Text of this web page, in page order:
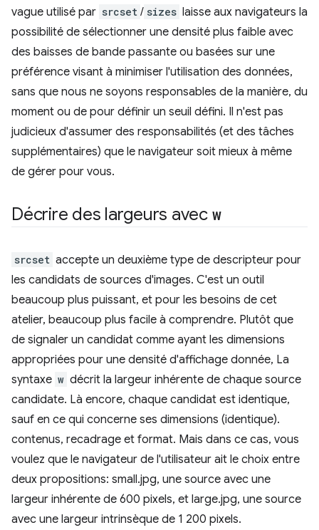
vague utilisé par srcset / sizes laisse aux navigateurs la
possibilité de sélectionner une densité plus faible avec
des baisses de bande passante ou basées sur une
préférence visant à minimiser l'utilisation des données,
sans que nous ne soyons responsables de la manière, du
moment ou de pour définir un seuil défini. Il n'est pas
judicieux d'assumer des responsabilités (et des tâches
supplémentaires) que le navigateur soit mieux à même
de gérer pour vous.
Décrire des largeurs avec w
srcset accepte un deuxième type de descripteur pour
les candidats de sources d'images. C'est un outil
beaucoup plus puissant, et pour les besoins de cet
atelier, beaucoup plus facile à comprendre. Plutôt que
de signaler un candidat comme ayant les dimensions
appropriées pour une densité d'affichage donnée, La
syntaxe w décrit la largeur inhérente de chaque source
candidate. Là encore, chaque candidat est identique,
sauf en ce qui concerne ses dimensions (identique).
contenus, recadrage et format. Mais dans ce cas, vous
voulez que le navigateur de l'utilisateur ait le choix entre
deux propositions: small.jpg, une source avec une
largeur inhérente de 600 pixels, et large.jpg, une source
avec une largeur intrinsèque de 1 200 pixels.